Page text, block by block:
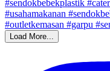
Load More...